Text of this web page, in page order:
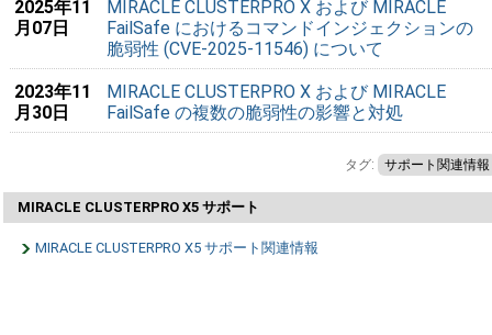
2025年11
月07日
MIRACLE CLUSTERPRO X および MIRACLE
FailSafe におけるコマンドインジェクションの
脆弱性 (CVE-2025-11546) について
2023年11
月30日
MIRACLE CLUSTERPRO X および MIRACLE
FailSafe の複数の脆弱性の影響と対処
タグ: サポート関連情報
MIRACLE CLUSTERPRO X5 サポート
MIRACLE CLUSTERPRO X5 サポート関連情報